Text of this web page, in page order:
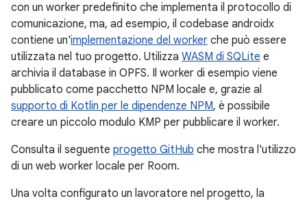
con un worker predefinito che implementa il protocollo di
comunicazione, ma, ad esempio, il codebase androidx
contiene un'implementazione del worker che può essere
utilizzata nel tuo progetto. Utilizza WASM di SQLite e
archivia il database in OPFS. Il worker di esempio viene
pubblicato come pacchetto NPM locale e, grazie al
supporto di Kotlin per le dipendenze NPM, è possibile
creare un piccolo modulo KMP per pubblicare il worker.
Consulta il seguente progetto GitHub che mostra l'utilizzo
di un web worker locale per Room.
Una volta configurato un lavoratore nel progetto, la